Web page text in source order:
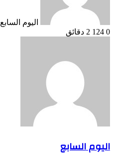
اليوم السابع
0
2 دقائق
اليوم السابع